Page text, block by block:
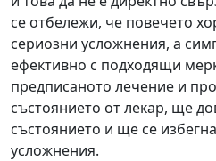
се отбележи, че повечето
сериозни усложнения, а
ефективно с подходящи
предписаното лечение и
състоянието от лекар, ще
състоянието и ще се
усложнения.